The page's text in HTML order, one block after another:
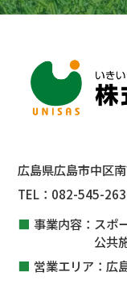
広島県広島市中区
TEL： 082-545-
事業内容： スポ
公共
営業エリア： 広